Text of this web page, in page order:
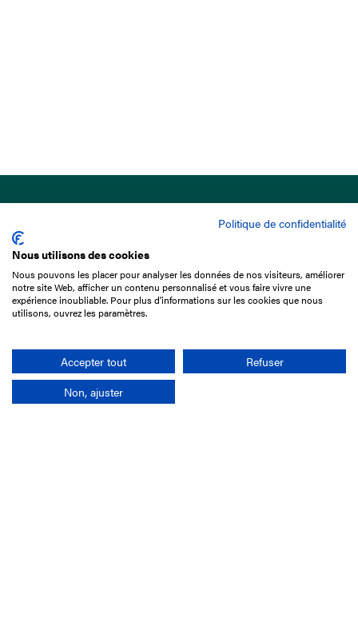
15 Boulevard de Douaumont
75017 Paris
01 49 10 20 29
Rechercher
Politique de confidentialité
Nous utilisons des cookies
Nous pouvons les placer pour analyser les données de nos visiteurs, améliorer
notre site Web, afficher un contenu personnalisé et vous faire vivre une
expérience inoubliable. Pour plus d'informations sur les cookies que nous
utilisons, ouvrez les paramètres.
Accepter tout
Refuser
Non, ajuster